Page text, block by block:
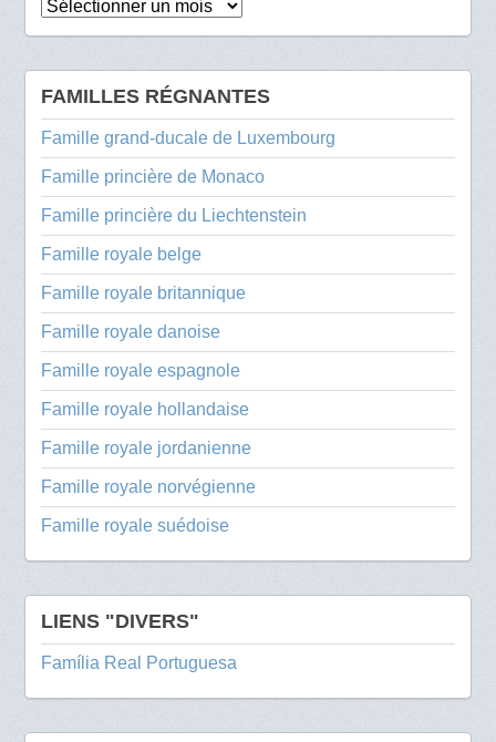
Archives
FAMILLES RÉGNANTES
Famille grand-ducale de Luxembourg
Famille princière de Monaco
Famille princière du Liechtenstein
Famille royale belge
Famille royale britannique
Famille royale danoise
Famille royale espagnole
Famille royale hollandaise
Famille royale jordanienne
Famille royale norvégienne
Famille royale suédoise
LIENS "DIVERS"
Família Real Portuguesa